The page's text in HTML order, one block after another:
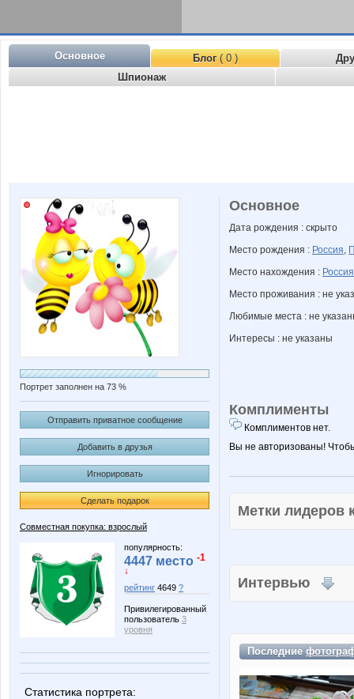
Основное Блог( 0 )
Шпионаж
Портрет заполнен на 73 %
Отправить приватное сообщение
Добавить в друзья
Игнорировать
Сделать подарок
Совместная покупка: взрослый
популярность:
4447 место -1
↓
рейтинг 4649 ?
Привилегированный
пользователь 3
уровня
Статистика портрета:
Основное
Дата рождения : скрыто
Место рождения : Россия,
Место нахождения : Россия
Место проживания : не
Любимые места : не
Интересы : не указаны
Комплименты
Комплиментов нет.
Вы не авторизованы!
Метки
Интервью
Последние